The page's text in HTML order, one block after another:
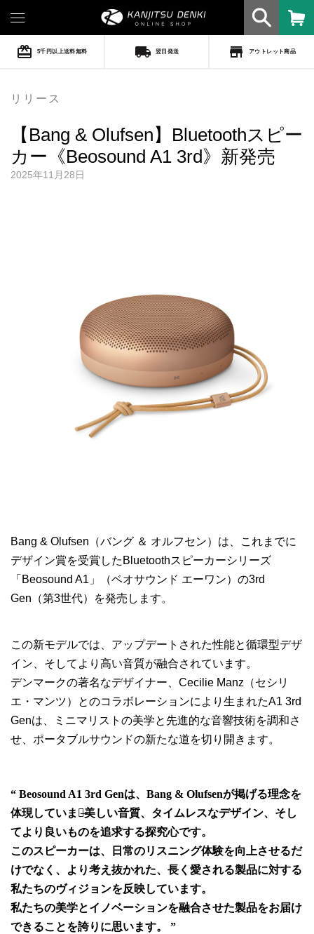
card_giftcard 5千円以上送料無料 local_shipping 翌日発送 store アウトレット商品
リリース
【Bang & Olufsen】Bluetoothスピー
カー《Beosound A1 3rd》新発売
2025年11月28日
Bang & Olufsen（バング ＆ オルフセン）は、これまでに
デザイン賞を受賞したBluetoothスピーカーシリーズ
「Beosound A1」（ベオサウンド エーワン）の3rd
Gen（第3世代）を発売します。
この新モデルでは、アップデートされた性能と循環型デザ
イン、そしてより高い音質が融合されています。
デンマークの著名なデザイナー、Cecilie Manz（セシリ
エ・マンツ）とのコラボレーションにより生まれたA1 3rd
Genは、ミニマリストの美学と先進的な音響技術を調和さ
せ、ポータブルサウンドの新たな道を切り開きます。
“ Beosound A1 3rd Genは、Bang & Olufsenが掲げる理念を
体現しています̶美しい音質、タイムレスなデザイン、そし
てより良いものを追求する探究心です。
このスピーカーは、日常のリスニング体験を向上させるだ
けでなく、より考え抜かれた、長く愛される製品に対する
私たちのヴィジョンを反映しています。
私たちの美学とイノベーションを融合させた製品をお届け
できることを誇りに思います。 ”